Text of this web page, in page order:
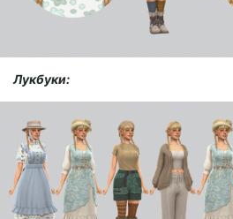
Лукбуки: